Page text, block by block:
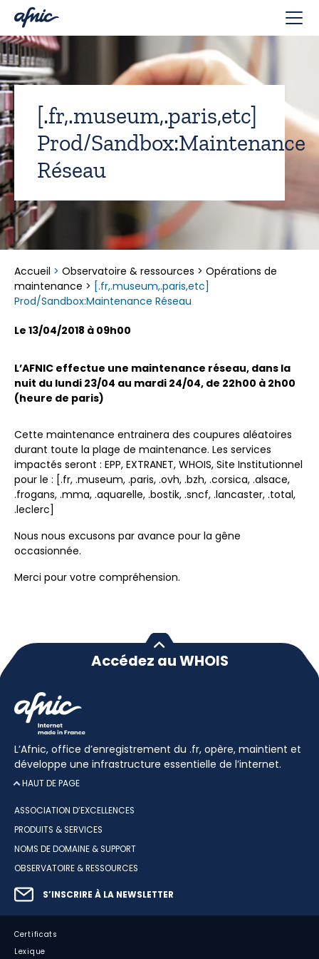
[.fr,.museum,.paris,etc]
Prod/Sandbox:Maintenance
Réseau
Accueil > Observatoire & ressources > Opérations de
maintenance > [.fr,.museum,.paris,etc]
Prod/Sandbox:Maintenance Réseau
Le 13/04/2018 à 09h00
L’AFNIC effectue une maintenance réseau, dans la
nuit du lundi 23/04 au mardi 24/04, de 22h00 à 2h00
(heure de paris)
Cette maintenance entrainera des coupures aléatoires
durant toute la plage de maintenance. Les services
impactés seront : EPP, EXTRANET, WHOIS, Site Institutionnel
pour le : [.fr, .museum, .paris, .ovh, .bzh, .corsica, .alsace,
.frogans, .mma, .aquarelle, .bostik, .sncf, .lancaster, .total,
.leclerc]
Nous nous excusons par avance pour la gêne
occasionnée.
Merci pour votre compréhension.
Accédez au WHOIS
L’Afnic, office d’enregistrement du .fr, opère, maintient et
développe une infrastructure essentielle de l’internet.
HAUT DE PAGE
ASSOCIATION D’EXCELLENCES
PRODUITS & SERVICES
NOMS DE DOMAINE & SUPPORT
OBSERVATOIRE & RESSOURCES
S’INSCRIRE À LA NEWSLETTER
Certificats
Lexique
Panneau de gestion des cookies